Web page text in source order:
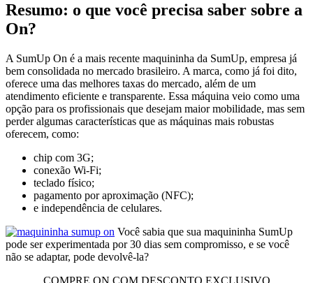
Resumo: o que você precisa saber sobre a
On?
A SumUp On é a mais recente maquininha da SumUp, empresa já
bem consolidada no mercado brasileiro. A marca, como já foi dito,
oferece uma das melhores taxas do mercado, além de um
atendimento eficiente e transparente. Essa máquina veio como uma
opção para os profissionais que desejam maior mobilidade, mas sem
perder algumas características que as máquinas mais robustas
oferecem, como:
chip com 3G;
conexão Wi-Fi;
teclado físico;
pagamento por aproximação (NFC);
e independência de celulares.
Você sabia que sua maquininha SumUp
pode ser experimentada por 30 dias sem compromisso, e se você
não se adaptar, pode devolvê-la?
COMPRE ON COM DESCONTO EXCLUSIVO